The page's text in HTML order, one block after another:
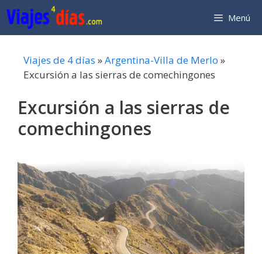
Saltar
al
contenido
Menú
Viajes de 4 días »Argentina-Villa de Merlo »
Excursión a las sierras de comechingones
Excursión a las sierras de
comechingones